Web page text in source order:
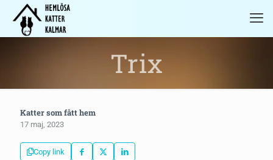
Trix
Katter som fått hem
17 maj, 2023
Copy link